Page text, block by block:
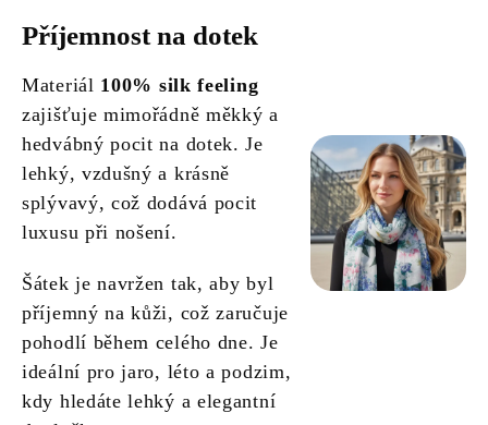
Příjemnost na dotek
Materiál 100% silk feeling
zajišťuje mimořádně měkký a
hedvábný pocit na dotek. Je
lehký, vzdušný a krásně
splývavý, což dodává pocit
luxusu při nošení.
Šátek je navržen tak, aby byl
příjemný na kůži, což zaručuje
pohodlí během celého dne. Je
ideální pro jaro, léto a podzim,
kdy hledáte lehký a elegantní